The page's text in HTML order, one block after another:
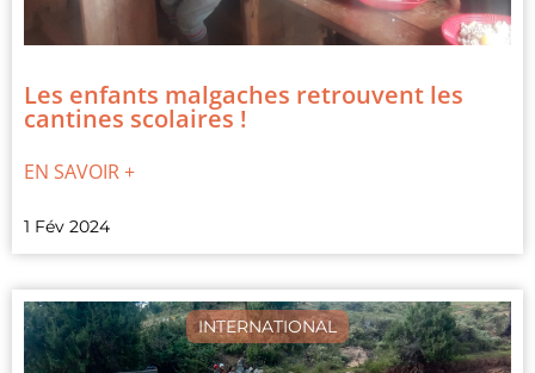
Les enfants malgaches retrouvent les
cantines scolaires !
EN SAVOIR +
1 Fév 2024
INTERNATIONAL